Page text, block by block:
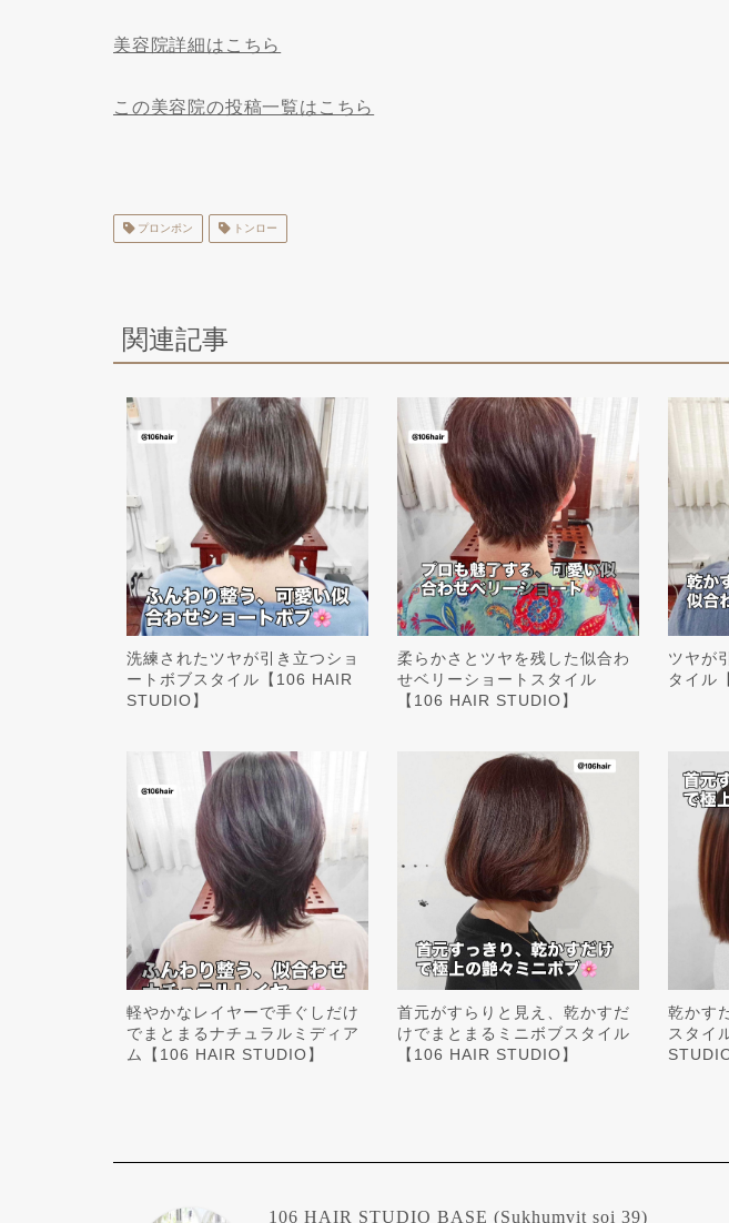
美容院詳細はこちら
この美容院の投稿一覧はこちら
プロンポン トンロー
関連記事
洗練されたツヤが引き立つショ
ートボブスタイル【106 HAIR
STUDIO】
柔らかさとツヤを残した似合わ
せベリーショートスタイル
【106 HAIR STUDIO】
ツヤが
タイル
軽やかなレイヤーで手ぐしだけ
でまとまるナチュラルミディア
ム【106 HAIR STUDIO】
首元がすらりと見え、乾かすだ
けでまとまるミニボブスタイル
【106 HAIR STUDIO】
乾かす
スタイ
STUDIO
106 HAIR STUDIO BASE (Sukhumvit soi 39)